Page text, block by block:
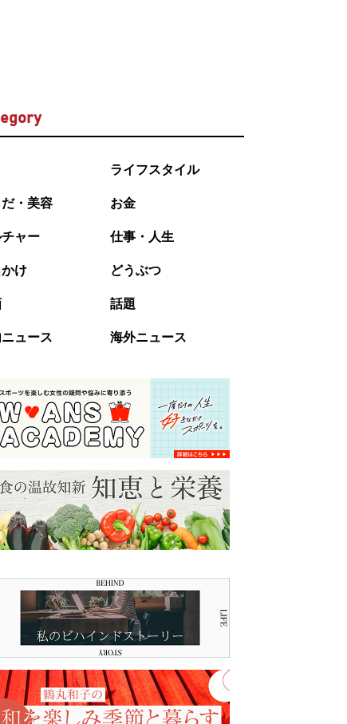
ライフスタイル
・美容 お金
チャー 仕事・人生
け どうぶつ
話題
ニュース 海外ニュース